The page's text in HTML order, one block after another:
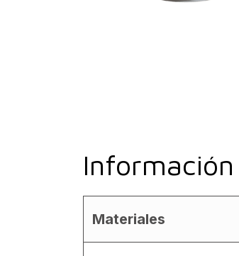
Información
Materiales